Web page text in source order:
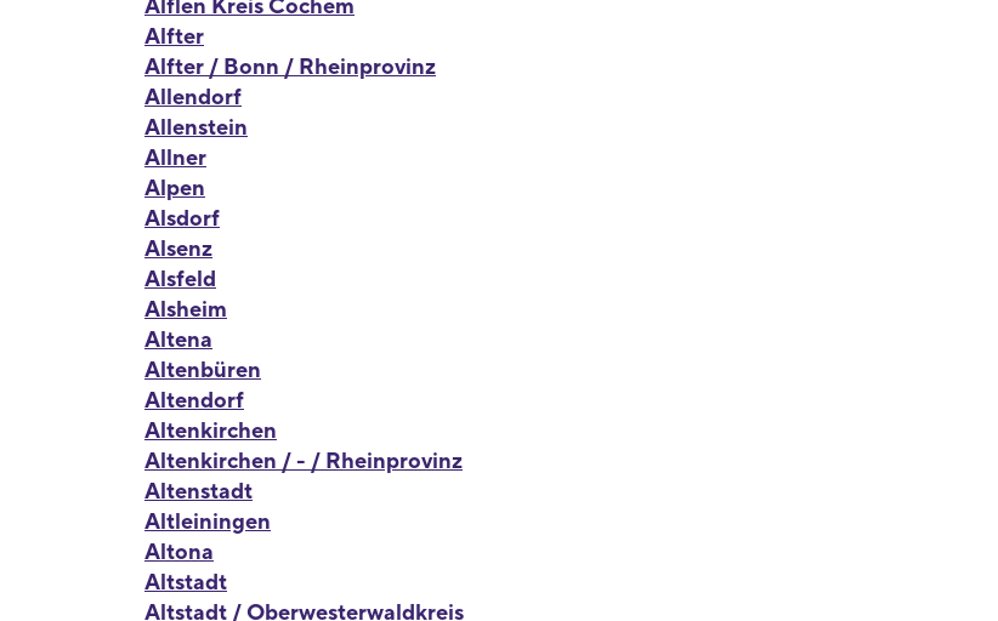
Alflen Kreis Cochem
Alfter
Alfter / Bonn / Rheinprovinz
Allendorf
Allenstein
Allner
Alpen
Alsdorf
Alsenz
Alsfeld
Alsheim
Altena
Altenbüren
Altendorf
Altenkirchen
Altenkirchen / - / Rheinprovinz
Altenstadt
Altleiningen
Altona
Altstadt
Altstadt / Oberwesterwaldkreis